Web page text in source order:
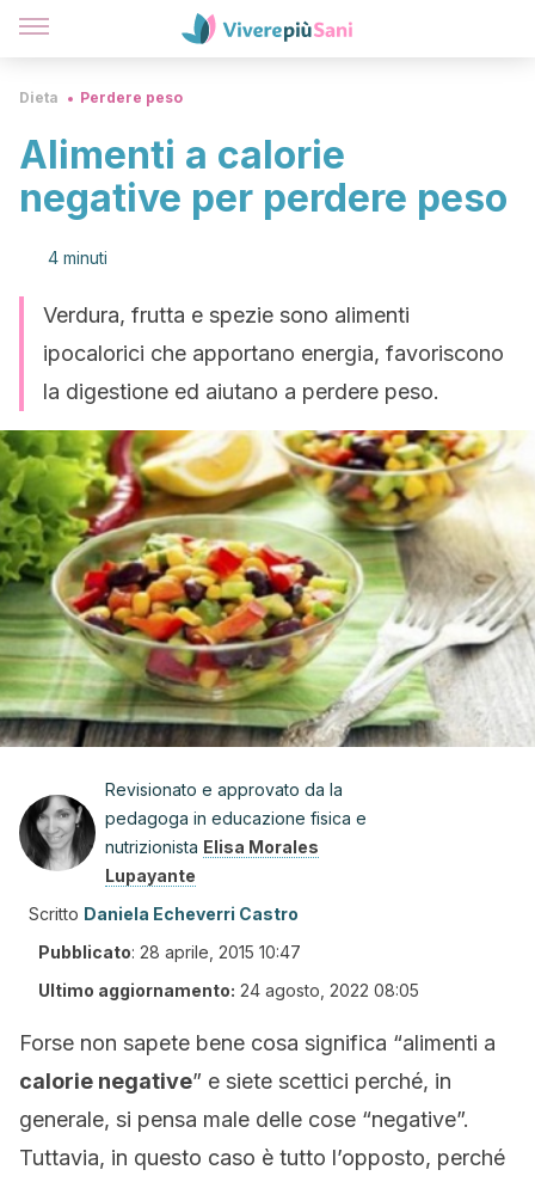
Dieta Perdere peso
Alimenti a calorie
negative per perdere peso
4 minuti
Verdura, frutta e spezie sono alimenti
ipocalorici che apportano energia, favoriscono
la digestione ed aiutano a perdere peso.
Revisionato e approvato da la
pedagoga in educazione fisica e
nutrizionista Elisa Morales
Lupayante
Scritto Daniela Echeverri Castro
Pubblicato: 28 aprile, 2015 10:47
Ultimo aggiornamento: 24 agosto, 2022 08:05
Forse non sapete bene cosa significa “alimenti a
calorie negative” e siete scettici perché, in
generale, si pensa male delle cose “negative”.
Tuttavia, in questo caso è tutto l’opposto, perché